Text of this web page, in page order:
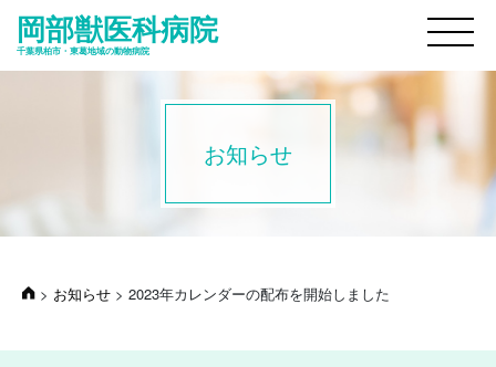
岡部獣医科病院
千葉県柏市・東葛地域の動物病院
お知らせ
> お知らせ >2023年カレンダーの配布を開始しました